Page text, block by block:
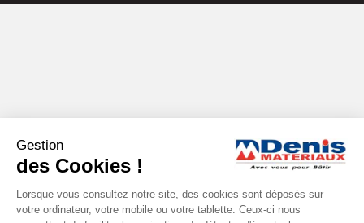
Gestion
des Cookies !
Lorsque vous consultez notre site, des cookies sont déposés sur
votre ordinateur, votre mobile ou votre tablette. Ceux-ci nous